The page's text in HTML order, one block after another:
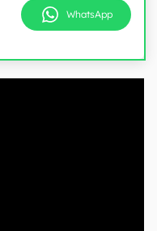
WhatsApp